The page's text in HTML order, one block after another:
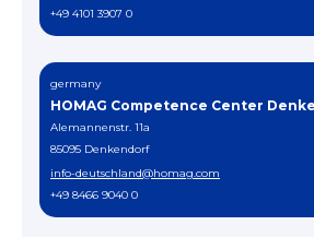
+49 4101 3907 0
germany
HOMAG Competence Center
Alemannenstr. 11a
85095 Denkendorf
info-deutschland@homag.com
+49 8466 9040 0